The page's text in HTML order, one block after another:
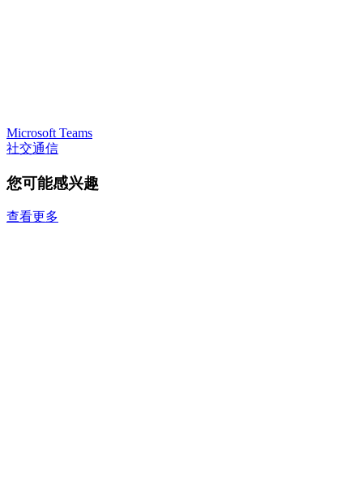
Microsoft Teams
社交通信
您可能感兴趣
查看更多